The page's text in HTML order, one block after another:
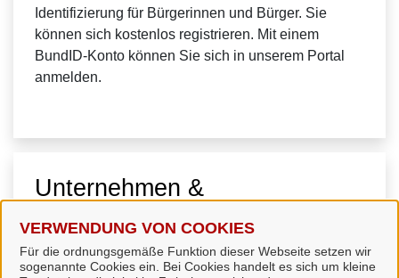
VERWENDUNG VON COOKIES
Für die ordnungsgemäße Funktion dieser Webseite setzen wir
sogenannte Cookies ein. Bei Cookies handelt es sich um kleine
Identifizierung für Bürgerinnen und Bürger. Sie
können sich kostenlos registrieren. Mit einem
BundID-Konto können Sie sich in unserem Portal
anmelden.
Unternehmen &
Organisationen